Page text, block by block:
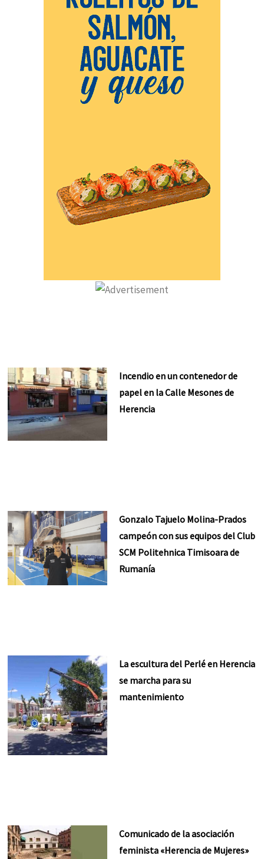
Incendio en un contenedor de
papel en la Calle Mesones de
Herencia
Gonzalo Tajuelo Molina-Prados
campeón con sus equipos del Club
SCM Politehnica Timisoara de
Rumanía
La escultura del Perlé en Herencia
se marcha para su
mantenimiento
Comunicado de la asociación
feminista «Herencia de Mujeres»